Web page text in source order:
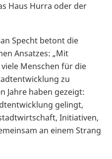
Haus Hurra oder der
Specht betont die
Ansatzes: „Mit
Menschen für die
zu
Jahre haben gezeigt:
gelingt,
Initiativen,
an einem Strang